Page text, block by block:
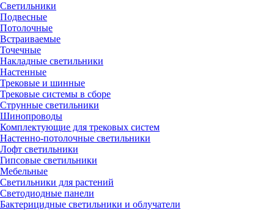
Светильники
Подвесные
Потолочные
Встраиваемые
Точечные
Накладные светильники
Настенные
Трековые и шинные
Трековые системы в сборе
Струнные светильники
Шинопроводы
Комплектующие для трековых систем
Настенно-потолочные светильники
Лофт светильники
Гипсовые светильники
Мебельные
Светильники для растений
Светодиодные панели
Бактерицидные светильники и облучатели